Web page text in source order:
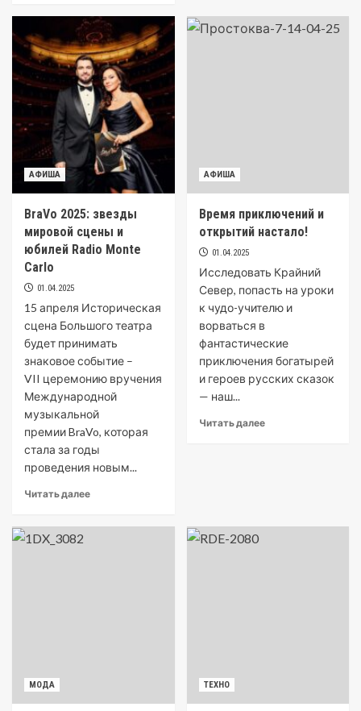
АФИША
BraVo 2025: звезды
мировой сцены и
юбилей Radio Monte
Carlo
01.04.2025
15 апреля Историческая
сцена Большого театра
будет принимать
знаковое событие –
VII церемонию вручения
Международной
музыкальной
премии BraVo, которая
стала за годы
проведения новым...
Читать далее
АФИША
Время приключений и
открытий настало!
01.04.2025
Исследовать Крайний
Север, попасть на уроки
к чудо-учителю и
ворваться в
фантастические
приключения богатырей
и героев русских сказок
— наш...
Читать далее
МОДА ТЕХНО